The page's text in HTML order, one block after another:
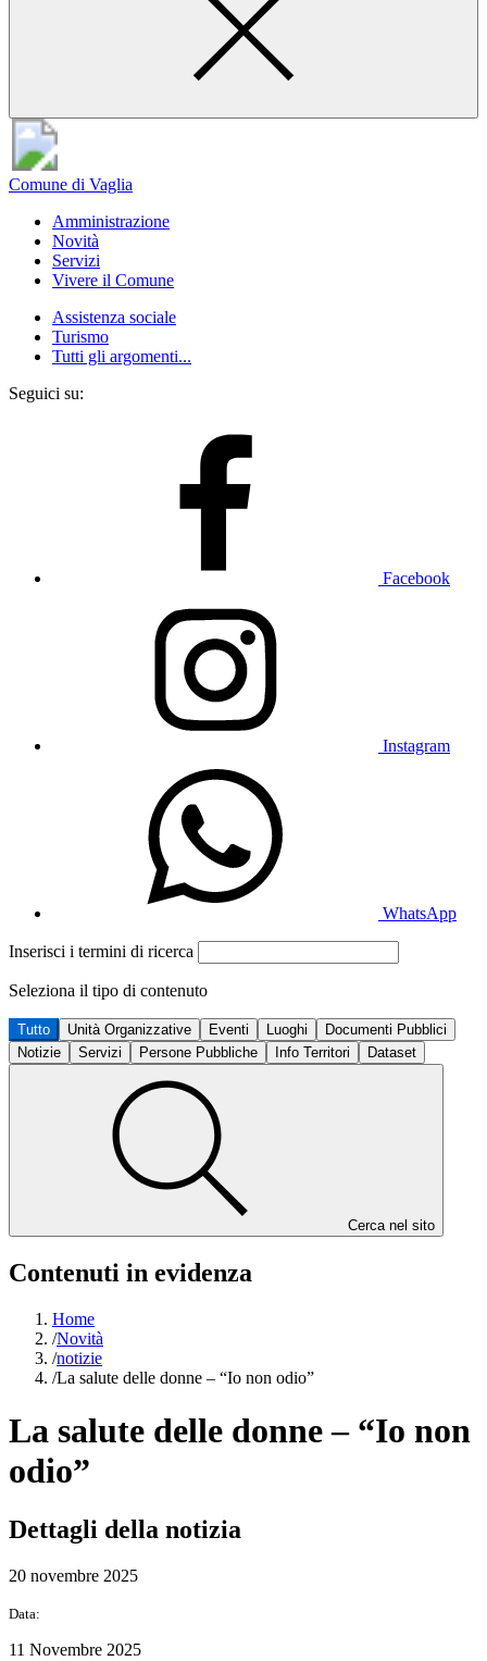
Comune di Vaglia
Amministrazione
Novità
Servizi
Vivere il Comune
Assistenza sociale
Turismo
Tutti gli argomenti...
Seguici su:
Facebook
Instagram
WhatsApp
Inserisci i termini di ricerca
Seleziona il tipo di contenuto
Tutto Unità Organizzative Eventi Luoghi
Documenti Pubblici
Notizie
Servizi Persone Pubbliche Info Territori Dataset
Cerca nel sito
Contenuti in evidenza
Home
/Novità
/notizie
/La salute delle donne – “Io non odio”
La salute delle donne – “Io non
odio”
Dettagli della notizia
20 novembre 2025
Data:
11 Novembre 2025